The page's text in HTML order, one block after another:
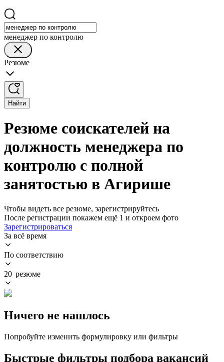
менеджер по контролю
Резюме
Найти
Резюме соискателей на
должность менеджера по
контролю с полной
занятостью в Агирише
Чтобы видеть все резюме, зарегистрируйтесь
После регистрации покажем ещё 1 и откроем фото
Зарегистрироваться
За всё время
По соответствию
20 резюме
Ничего не нашлось
Попробуйте изменить формулировку или фильтры
Быстрые фильтры подбора вакансий